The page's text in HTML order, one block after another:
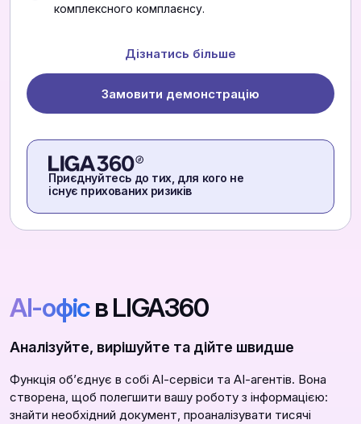
комплексного комплаєнсу.
Дізнатись більше
Замовити демонстрацію
Приєднуйтесь до тих, для кого не
існує прихованих ризиків
АІ-офісв LIGA360
Аналізуйте, вирішуйте та дійте швидше
Функція обʼєднує в собі АІ-сервіси та АІ-агентів. Вона
створена, щоб полегшити вашу роботу з інформацією:
знайти необхідний документ, проаналізувати тисячі